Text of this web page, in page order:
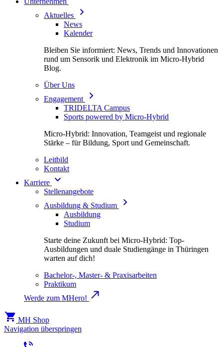
Aktuelles
News
Kalender
Bleiben Sie informiert: News, Trends und Innovationen
rund um Sensorik und Elektronik im Micro-Hybrid
Blog.
Über Uns
Engagement
TRIDELTA Campus
Sports powered by Micro-Hybrid
Micro-Hybrid: Innovation, Teamgeist und regionale
Stärke – für Bildung, Sport und Gemeinschaft.
Leitbild
Kontakt
Karriere
Stellenangebote
Ausbildung & Studium
Ausbildung
Studium
Starte deine Zukunft bei Micro-Hybrid: Top-
Ausbildungen und duale Studiengänge in Thüringen
warten auf dich!
Bachelor-, Master- & Praxisarbeiten
Praktikum
Werde zum MHero!
MH Shop
Navigation überspringen